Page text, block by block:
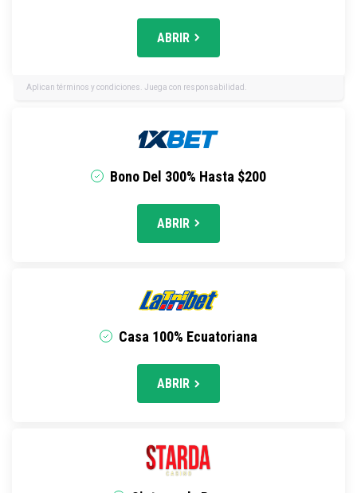
ABRIR
Aplican términos y condiciones. Juega con responsabilidad.
Bono Del 300% Hasta $200
ABRIR
Casa 100% Ecuatoriana
ABRIR